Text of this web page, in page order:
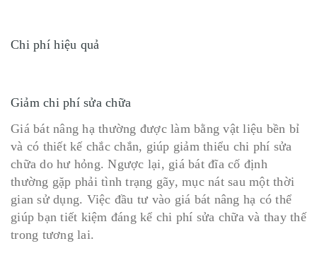
Chi phí hiệu quả
Giảm chi phí sửa chữa
Giá bát nâng hạ thường được làm bằng vật liệu bền bỉ
và có thiết kế chắc chắn, giúp giảm thiểu chi phí sửa
chữa do hư hỏng. Ngược lại, giá bát đĩa cố định
thường gặp phải tình trạng gãy, mục nát sau một thời
gian sử dụng. Việc đầu tư vào giá bát nâng hạ có thể
giúp bạn tiết kiệm đáng kể chi phí sửa chữa và thay thế
trong tương lai.